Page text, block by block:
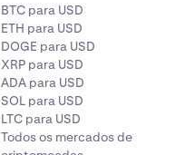
BTC para USD
ETH para USD
DOGE para USD
XRP para USD
ADA para USD
SOL para USD
LTC para USD
Todos os mercados de